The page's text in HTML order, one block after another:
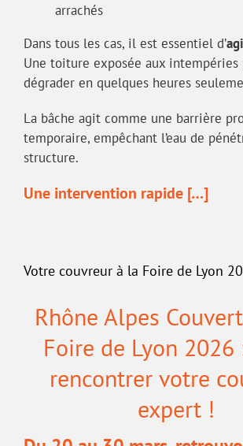
arrachés
Dans tous les cas, il est essentiel d’
Une toiture exposée aux intempéries
dégrader en quelques heures
La bâche agit comme une barrière
temporaire, empêchant l’eau de
structure.
Une intervention rapide […]
Votre couvreur à la Foire de Lyon
Rhône Alpes
Foire de Lyon 2026
rencontrer votre
expert !